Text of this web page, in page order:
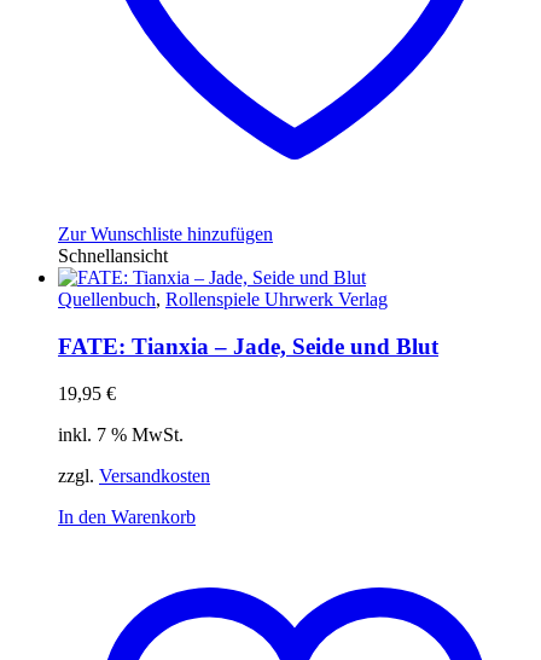
Zur Wunschliste hinzufügen
Schnellansicht
Quellenbuch, Rollenspiele Uhrwerk Verlag
FATE: Tianxia – Jade, Seide und Blut
19,95 €
inkl. 7 % MwSt.
zzgl. Versandkosten
In den Warenkorb